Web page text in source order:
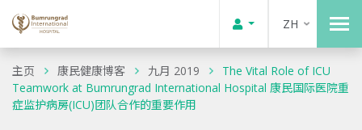
ZH
主页 康民健康博客 九月 2019
The Vital Role of ICU
Teamwork at Bumrungrad International Hospital 康民国际医院重
症监护病房(ICU)团队合作的重要作用